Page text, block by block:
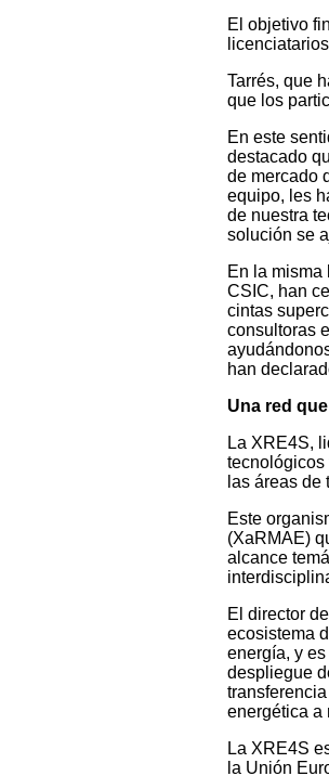
El objetivo
Tarrés, que
que los
En este
destacado
de mercado
equipo, les
de nuestra
solución se
En la
CSIC, han
cintas
consultoras
han
Una red
La XRE4S,
tecnológicos
las áreas
Este
(XaRMAE)
alcance
El director
ecosistema
energía, y
despliegue
energética a
La XRE4S
la Unión